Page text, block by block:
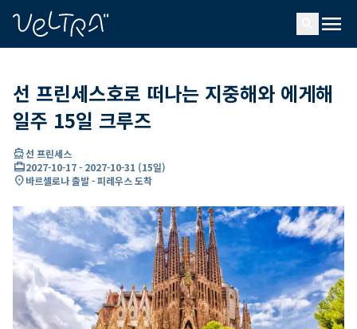
menu
선 프린세스호로 떠나는 지중해와 에게해
일주 15일 크루즈
directions_boat선 프린세스
card_travel2027-10-17- 2027-10-31 (15일)
location_on바르셀로나 출발 - 피레우스 도착